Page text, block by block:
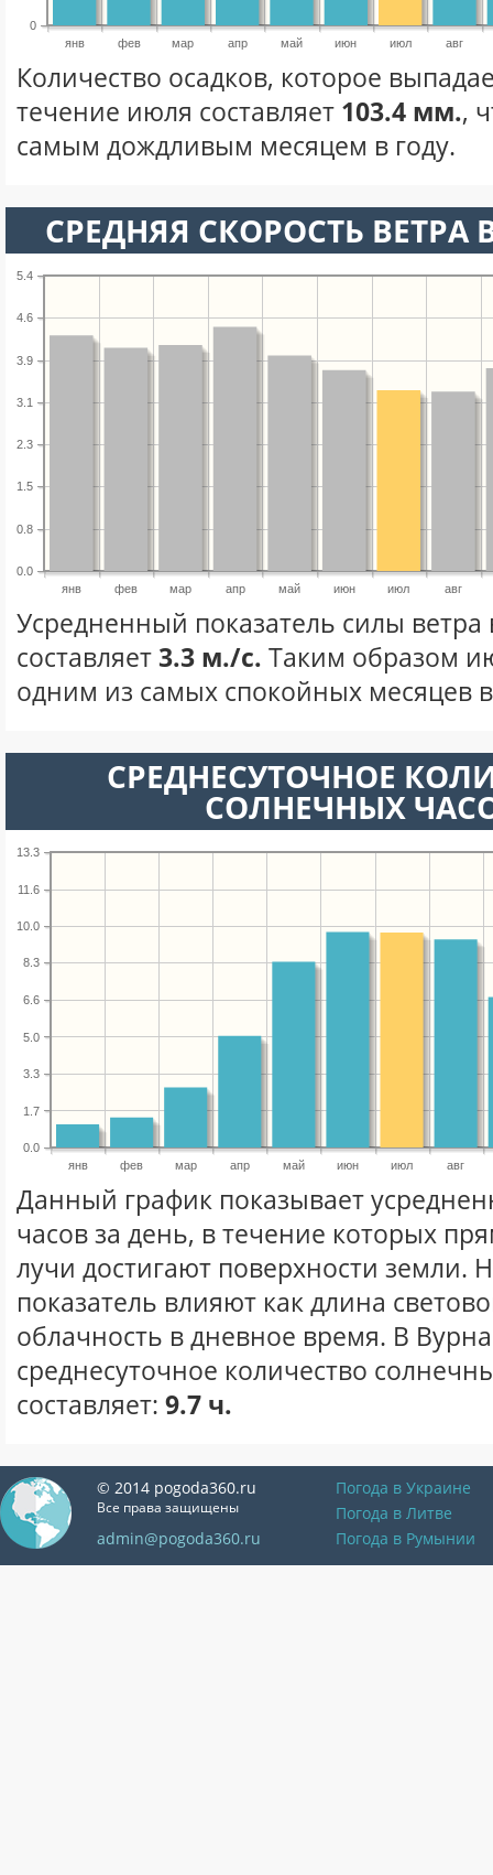
янв фев мар апр май июн июл авг
0
Количество осадков, которое
течение июля составляет 103.4 мм.,
самым дождливым месяцем в году.
СРЕДНЯЯ СКОРОСТЬ
янв фев мар апр май июн июл авг
0.0
0.8
1.5
2.3
3.1
3.9
4.6
5.4
Усредненный показатель силы
составляет3.3 м./с. Таким образом
одним из самых спокойных месяцев
СРЕДНЕСУТОЧНОЕ
СОЛНЕЧНЫХ
янв фев мар апр май июн июл авг
0.0
1.7
3.3
5.0
6.6
8.3
10.0
11.6
13.3
Данный график показывает
часов за день, в течение которых
лучи достигают поверхности земли.
показатель влияют как длина
облачность в дневное время. В
среднесуточное количество
составляет: 9.7 ч.
© 2014 pogoda360.ru
Все права защищены
admin@pogoda360.ru
Погода в Украине
Погода в Литве
Погода в Румынии